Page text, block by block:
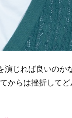
演じれば良いの
からは挫折して